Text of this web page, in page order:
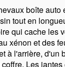
boîte
tout en
qui cache les
xénon et des
à l'arrière, d'un
Les